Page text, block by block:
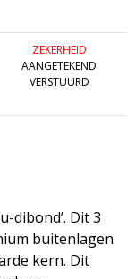
ZEKERHEID
AANGETEKEND
VERSTUURD
dibond’. Dit 3
buitenlagen
kern. Dit